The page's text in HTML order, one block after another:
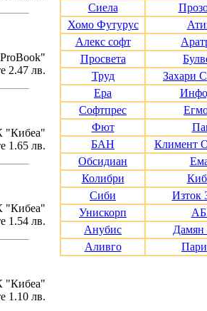
2.47 лв.
"Кибеа"
1.65 лв.
"Кибеа"
1.54 лв.
"Кибеа"
1.10 лв.
Сиела
Хомо Футурус
Алекс софт
Просвета
Труд
Захари
Ера
Софтпрес
Фют
БАН
Климент
Обсидиан
Колибри
Сиби
Изток
Унискорп
Анубис
Дамян
Аливго